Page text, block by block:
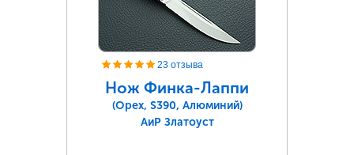
23 отзыва
Нож Финка-Лаппи
(Орех, S390, Алюминий)
АиР Златоуст